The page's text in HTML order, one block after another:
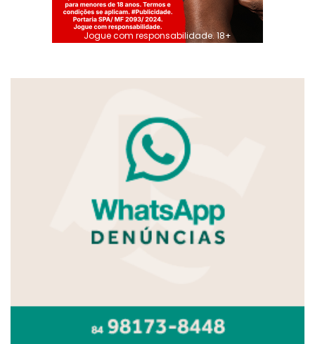
Jogue com responsabilidade. 18+